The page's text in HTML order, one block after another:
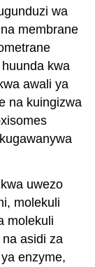
wa
membrane
kwa
awali ya
na kuingizwa
uwezo
molekuli
molekuli
asidi za
enzyme,